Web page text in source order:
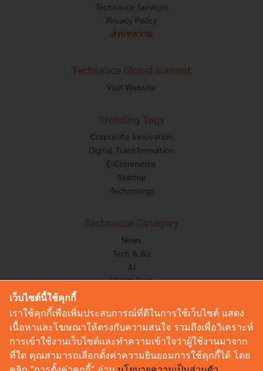
Techsauce Services
Privacy Policy
ส่งบทความ
Techsauce Global Summit
Visit Website
Trending Tags
Corporate Innovation
Digital Transformation
E-Commerce
Startup
Technology
Techsauce Category
News
Tech & Biz
AI
HealthTech
Corp Innov
Saucy Thoughts
Based On
Sustainable
Videos
เว็บไซต์นี้ใช้คุกกี้
เราใช้คุกกี้เพื่อเพิ่มประสบการณ์ที่ดีในการใช้เว็บไซต์ แสดง
เนื้อหาและโฆษณาให้ตรงกับความสนใจ รวมถึงเพื่อวิเคราะห์
การเข้าใช้งานเว็บไซต์และทำความเข้าใจว่าผู้ใช้งานมาจาก
ที่ใด คุณสามารถเลือกตั้งค่าความยินยอมการใช้คุกกี้ได้ โดย